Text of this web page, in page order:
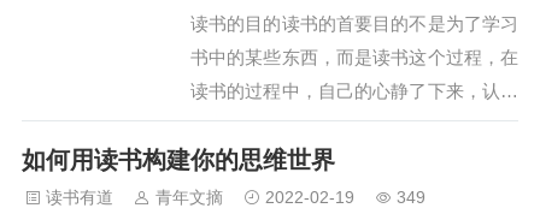
学的叛徒”的标签…
己所需信息的那几页，阅读书本的目的即
已算达到了。例如，有一个问题你无法理
解，当你拿到能获得解答的参考书时，根
会翻到解答的那一页，且只阅读这一页。
读书的目的读书的首要目的不是为了学习
书中的某些东西，而是读书这个过程，在
读书的过程中，自己的心静了下来，认清
了自己，而学习只是额外的礼物。把读书
当成一个乐子，就像和你喜欢的一个人在
聊天，就像你喜欢的一个人在给你讲故
如何用读书构建你的思维世界
读书有道 青年文摘 2022-02-19 349